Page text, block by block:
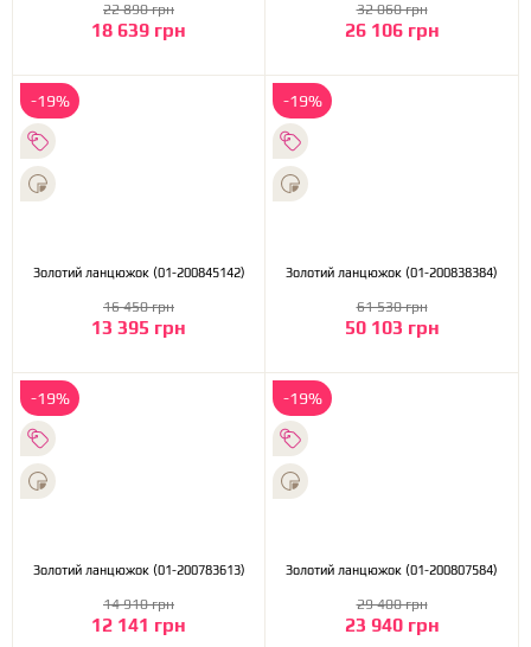
18 639 грн
22 890 грн
26 106 грн
32 060 грн
-19%
Золотий ланцюжок (01-200845142)
13 395 грн
16 450 грн
-19%
Золотий ланцюжок (01-200838384)
50 103 грн
61 530 грн
-19%
Золотий ланцюжок (01-200783613)
12 141 грн
14 910 грн
-19%
Золотий ланцюжок (01-200807584)
23 940 грн
29 400 грн